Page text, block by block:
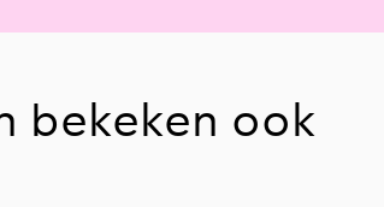
bekeken ook